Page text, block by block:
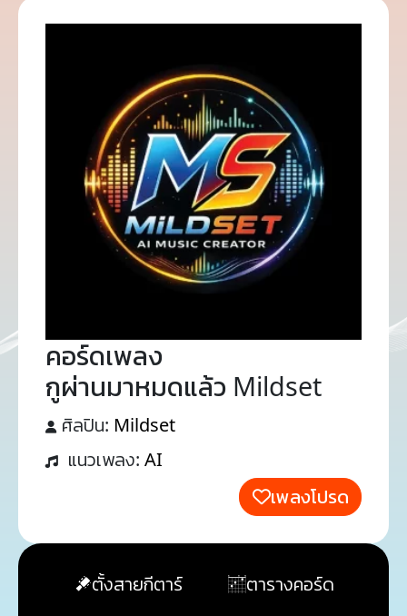
คอร์ดเพลง
กูผ่านมาหมดแล้ว Mildset
ศิลปิน: Mildset
แนวเพลง: AI
เพลงโปรด
ตั้งสายกีตาร์
ตารางคอร์ด